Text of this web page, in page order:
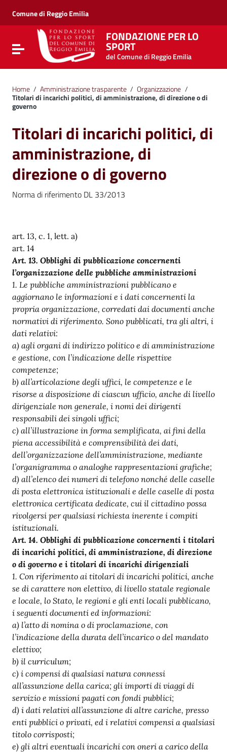
Vai al menu di navigazione
Vai al footer
Comune di Reggio Emilia
Attiva / disattiva la navigazione
FONDAZIONE PER LO
SPORT
del Comune di Reggio Emilia
Home / Amministrazione trasparente / Organizzazione /
Titolari di incarichi politici, di amministrazione, di direzione o di
governo
Titolari di incarichi politici, di
amministrazione, di
direzione o di governo
Norma di riferimento DL 33/2013
art. 13, c. 1, lett. a)
art. 14
Art. 13. Obblighi di pubblicazione concernenti
l’organizzazione delle pubbliche amministrazioni
1. Le pubbliche amministrazioni pubblicano e
aggiornano le informazioni e i dati concernenti la
propria organizzazione, corredati dai documenti anche
normativi di riferimento. Sono pubblicati, tra gli altri, i
dati relativi:
a) agli organi di indirizzo politico e di amministrazione
e gestione, con l’indicazione delle rispettive
competenze;
b) all’articolazione degli uffici, le competenze e le
risorse a disposizione di ciascun ufficio, anche di livello
dirigenziale non generale, i nomi dei dirigenti
responsabili dei singoli uffici;
c) all’illustrazione in forma semplificata, ai fini della
piena accessibilità e comprensibilità dei dati,
dell’organizzazione dell’amministrazione, mediante
l’organigramma o analoghe rappresentazioni grafiche;
d) all’elenco dei numeri di telefono nonché delle caselle
di posta elettronica istituzionali e delle caselle di posta
elettronica certificata dedicate, cui il cittadino possa
rivolgersi per qualsiasi richiesta inerente i compiti
istituzionali.
Art. 14. Obblighi di pubblicazione concernenti i titolari
di incarichi politici, di amministrazione, di direzione
o di governo e i titolari di incarichi dirigenziali
1. Con riferimento ai titolari di incarichi politici, anche
se di carattere non elettivo, di livello statale regionale
e locale, lo Stato, le regioni e gli enti locali pubblicano,
i seguenti documenti ed informazioni:
a) l’atto di nomina o di proclamazione, con
l’indicazione della durata dell’incarico o del mandato
elettivo;
b) il curriculum;
c) i compensi di qualsiasi natura connessi
all’assunzione della carica; gli importi di viaggi di
servizio e missioni pagati con fondi pubblici;
d) i dati relativi all’assunzione di altre cariche, presso
enti pubblici o privati, ed i relativi compensi a qualsiasi
titolo corrisposti;
e) gli altri eventuali incarichi con oneri a carico della